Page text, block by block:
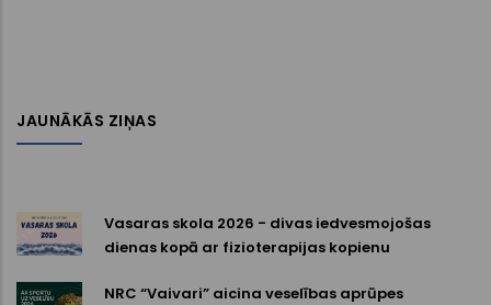
JAUNĀKĀS ZIŅAS
Vasaras skola 2026 - divas iedvesmojošas
dienas kopā ar fizioterapijas kopienu
NRC “Vaivari” aicina veselības aprūpes